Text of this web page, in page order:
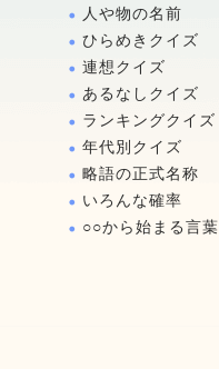
人や物の名前
ひらめきクイズ
連想クイズ
あるなしクイズ
ランキングクイズ
年代別クイズ
略語の正式名称
いろんな確率
○○から始まる言葉